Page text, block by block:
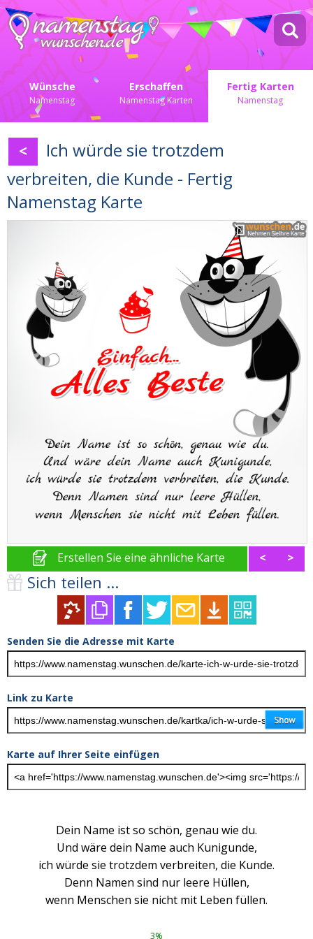
Wünsche
Namenstag
Erschaffen
Namenstag Karten
Fertig Karten
Namenstag
<
Ich würde sie trotzdem
verbreiten, die Kunde - Fertig
Namenstag Karte
Erstellen Sie eine ähnliche Karte < >
Sich teilen ...
Senden Sie die Adresse mit Karte
Link zu Karte
Karte auf Ihrer Seite einfügen
Dein Name ist so schön, genau wie du.
Und wäre dein Name auch Kunigunde,
ich würde sie trotzdem verbreiten, die Kunde.
Denn Namen sind nur leere Hüllen,
wenn Menschen sie nicht mit Leben füllen.
3%